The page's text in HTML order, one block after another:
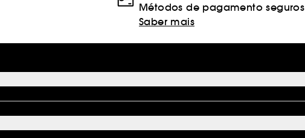
Métodos de pagamento seguros
Saber mais